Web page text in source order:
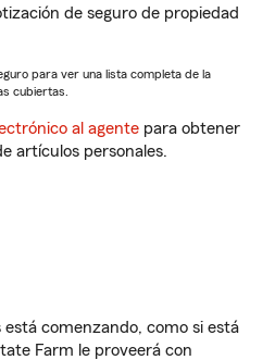
de seguro de propiedad
para ver una lista completa de la
cubiertas.
al agente para obtener
artículos personales.
está comenzando, como si está
Farm le proveerá con